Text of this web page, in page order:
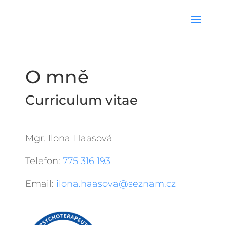
O mně
Curriculum vitae
Mgr. Ilona Haasová
Telefon: 775 316 193
Email: ilona.haasova@seznam.cz